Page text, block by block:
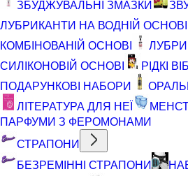
ЗБУДЖУВАЛЬНІ ЗМАЗКИ
ЛУБРИКАНТИ НА ВОДНІЙ ОСНОВІ
КОМБІНОВАНІЙ ОСНОВІ
СИЛІКОНОВІЙ ОСНОВІ
РІДКІ
ПОДАРУНКОВІ НАБОРИ
ЛІТЕРАТУРА ДЛЯ НЕЇ
ПАРФУМИ З ФЕРОМОНАМИ
СТРАПОНИ
БЕЗРЕМІННІ СТРАПОНИ